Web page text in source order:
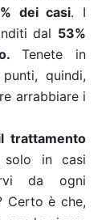
dei casi. I
dal 53%
Tenete in
quindi,
arrabbiare i
trattamento
solo in casi
da ogni
Certo è che,